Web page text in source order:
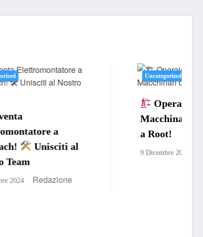
Operaio Edile: Guida
Macchinari da Costruzione
a Root!
Redazione